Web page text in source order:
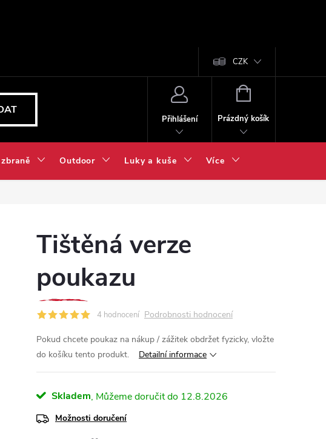
CZK
Přihlášení
NÁKUPNÍ
Prázdný košík
Outdoor Luky a kuše Více
Tištěná verze
poukazu
4 hodnocení Podrobnosti hodnocení
Pokud chcete poukaz na nákup / zážitek obdržet fyzicky, vložte
do košíku tento produkt.
Detailní informace
Skladem 12.8.2026
Možnosti doručení